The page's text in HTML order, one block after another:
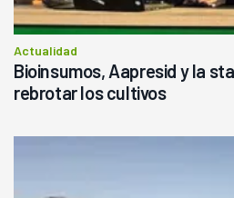
Actualidad
Bioinsumos, Aapresid y la
rebrotar los cultivos